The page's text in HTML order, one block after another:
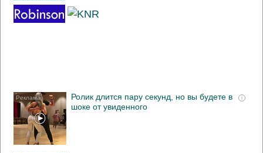
i
Ролик длится пару секунд, но вы будете в
шоке от увиденного